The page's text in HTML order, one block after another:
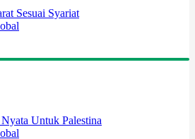
Sesuai Syariat
Untuk Palestina